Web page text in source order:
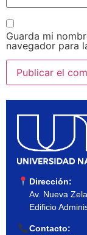
Guarda mi
navegador para
Dirección:
Av. Nueva
Edificio
Contacto: